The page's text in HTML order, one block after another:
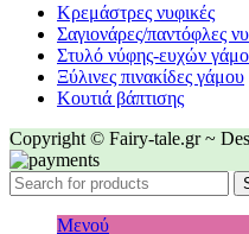
Κρεμάστρες νυφικές
Σαγιονάρες/παντόφλες
Στυλό νύφης-ευχών
Ξύλινες πινακίδες γάμου
Κουτιά βάπτισης
Copyright © Fairy-tale.gr ~
Μενού